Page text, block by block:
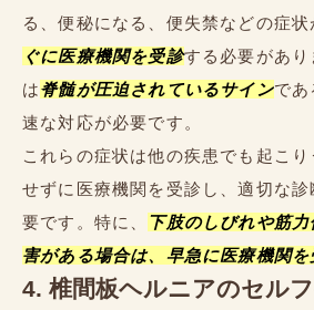
る、便秘になる、便失禁などの症状
ぐに医療機関を受診する必要があ
は脊髄が圧迫されているサインであ
速な対応が必要です。
これらの症状は他の疾患でも起こ
せずに医療機関を受診し、適切な
要です。特に、 下肢のしびれや筋
害がある場合は、早急に医療機関を
4. 椎間板ヘルニアのセル